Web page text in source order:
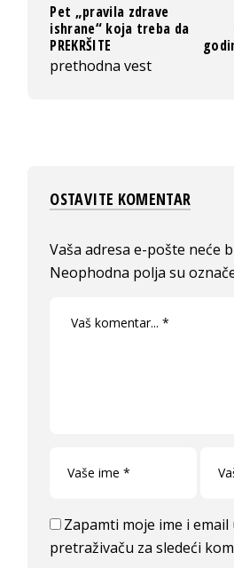
Pet „pravila zdrave
ishrane“ koja treba da
PREKRŠITE
prethodna vest
OSTAVITE KOMENTAR
Vaša adresa e-pošte neće
Neophodna polja su
Zapamti moje ime i email
pretraživaču za sledeći